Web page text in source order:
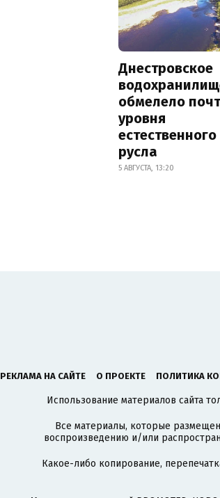
Днестровское
обмелело
уровня
естественного
русла
5 АВГУСТА, 13:20
РЕКЛАМА НА САЙТЕ О ПРОЕКТЕ ПОЛИТИКА
Использование материалов сайта
Все материалы, которые
воспроизведению и/или
Какое-либо копирование,